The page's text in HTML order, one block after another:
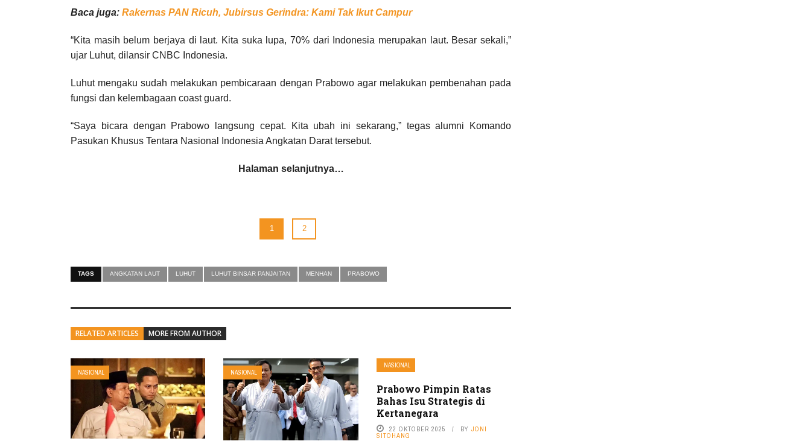
Baca juga: Rakernas PAN Ricuh, Jubirsus Gerindra: Kami Tak Ikut Campur
“Kita masih belum berjaya di laut. Kita suka lupa, 70% dari Indonesia merupakan laut. Besar sekali,”
ujar Luhut, dilansir CNBC Indonesia.
Luhut mengaku sudah melakukan pembicaraan dengan Prabowo agar melakukan pembenahan pada
fungsi dan kelembagaan coast guard.
“Saya bicara dengan Prabowo langsung cepat. Kita ubah ini sekarang,” tegas alumni Komando
Pasukan Khusus Tentara Nasional Indonesia Angkatan Darat tersebut.
Halaman selanjutnya…
1 2
TAGS ANGKATAN LAUT LUHUT LUHUT BINSAR PANJAITAN MENHAN PRABOWO
RELATED ARTICLES MORE FROM AUTHOR
NASIONAL NASIONAL
NASIONAL
Prabowo Pimpin Ratas
Bahas Isu Strategis di
Kertanegara
22 OKTOBER 2025 BY JONI
SITOHANG